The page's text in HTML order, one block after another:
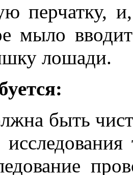
перчатку,
мыло
лошади.
быть